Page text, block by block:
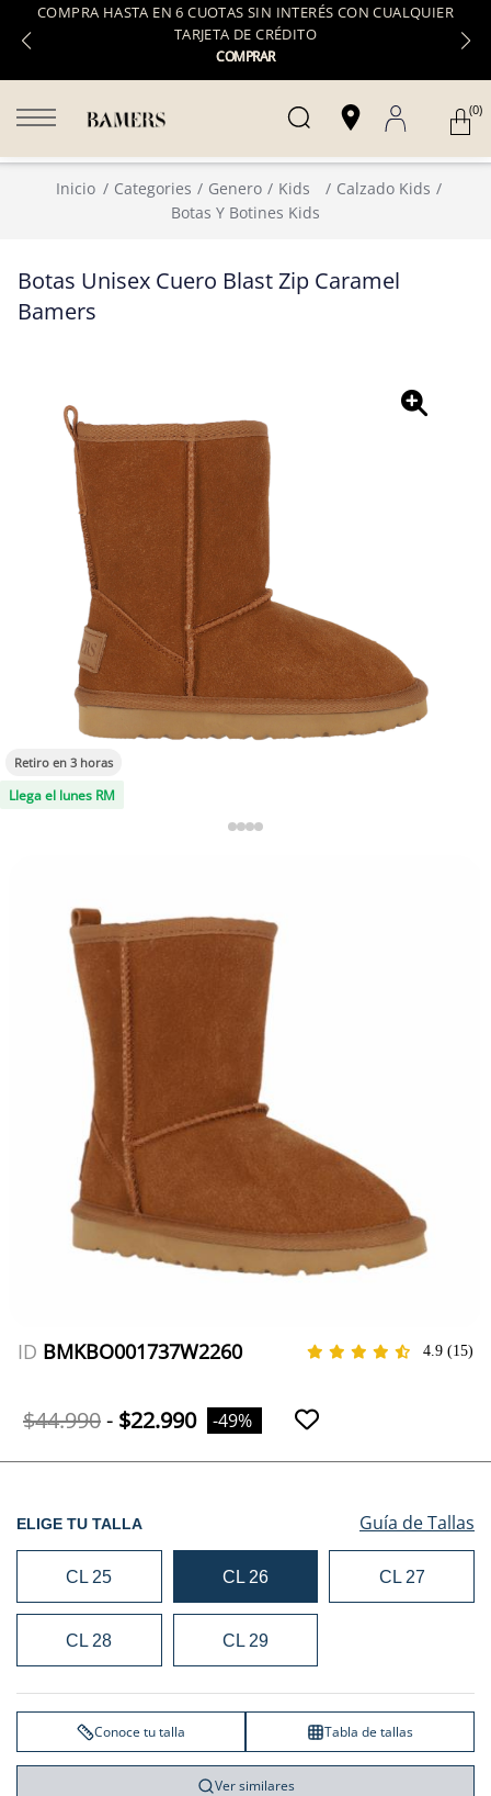
COMPRA HASTA EN 6 CUOTAS SIN INTERÉS CON CUALQUIER
TARJETA DE CRÉDITO
COMPRAR
(0)
Inicio Categories Genero Kids
Calzado Kids
Botas Y Botines Kids
Botas Unisex Cuero Blast Zip Caramel
Bamers
Retiro en 3 horas
Llega el lunes RM
ID BMKBO001737W2260 4.9 (15)
$44.990- $22.990 -49%
ELIGE TU TALLA Guía de Tallas
CL 25 CL 26 CL 27
CL 28 CL 29
Conoce tu talla Tabla de tallas
Ver similares